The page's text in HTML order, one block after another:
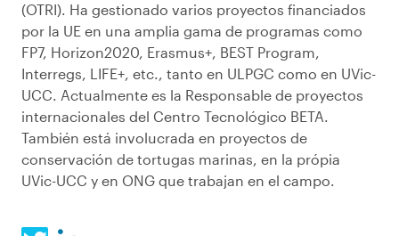
(OTRI). Ha gestionado varios proyectos financiados
por la UE en una amplia gama de programas como
FP7, Horizon2020, Erasmus+, BEST Program,
Interregs, LIFE+, etc., tanto en ULPGC como en UVic-
UCC. Actualmente es la Responsable de proyectos
internacionales del Centro Tecnológico BETA.
También está involucrada en proyectos de
conservación de tortugas marinas, en la própia
UVic-UCC y en ONG que trabajan en el campo.